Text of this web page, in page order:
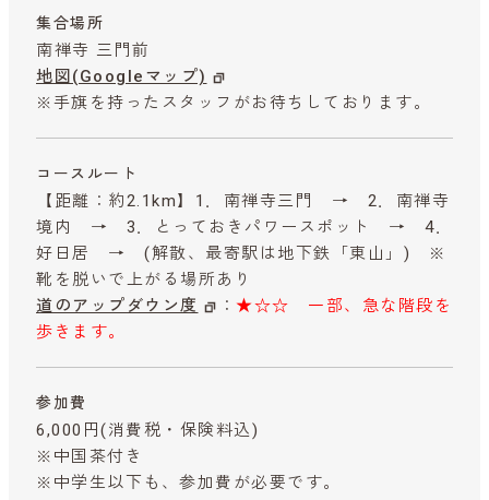
集合場所
南禅寺 三門前
地図(Googleマップ)
※手旗を持ったスタッフがお待ちしております。
コースルート
【距離：約2.1km】1．南禅寺三門 → 2．南禅寺
境内 → 3．とっておきパワースポット → 4．
好日居 → (解散、最寄駅は地下鉄「東山」) ※
靴を脱いで上がる場所あり
道のアップダウン度
： ★☆☆ 一部、急な階段を
歩きます。
参加費
6,000円 (消費税・保険料込)
※中国茶付き
※中学生以下も、参加費が必要です。